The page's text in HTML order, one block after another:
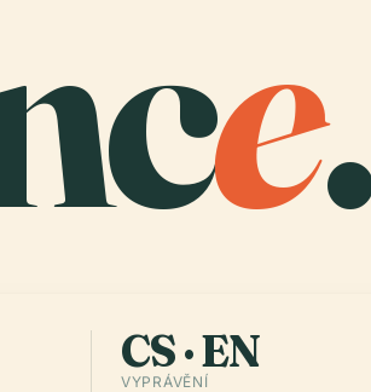
e.
CS · EN
VYPRÁVĚNÍ